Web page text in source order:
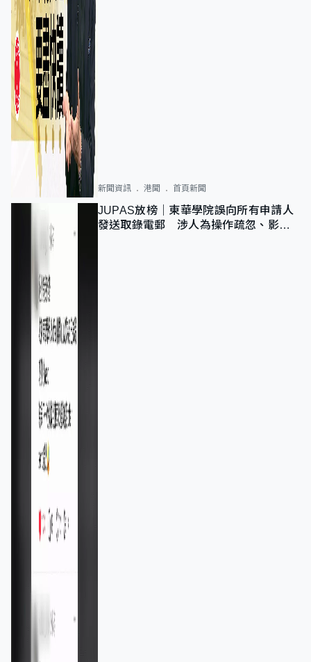
新聞資訊 港聞 首頁新聞
JUPAS放榜｜東華學院誤向所有申請人
發送取錄電郵 涉人為操作疏忽、影響